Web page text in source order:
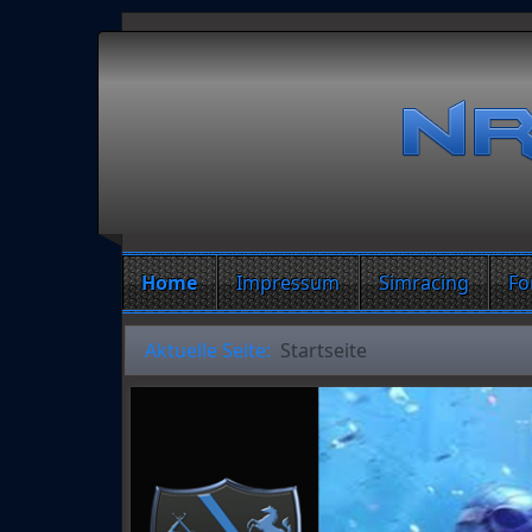
Home Impressum Simracing
Aktuelle Seite: Startseite